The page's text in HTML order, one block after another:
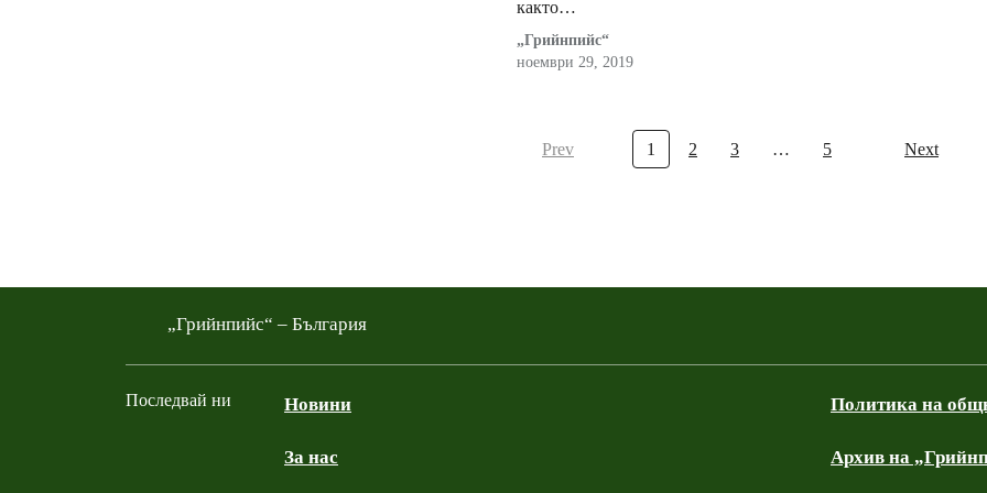
както…
„Грийнпийс“
ноември 29, 2019
Prev 1 2 3 … 5 Next
„Грийнпийс“ – България
Последвай ни Новини
За нас
Политика на
Архив на